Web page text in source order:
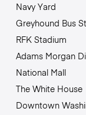
Navy Yard
Greyhound Bus
RFK Stadium
Adams Morgan
National Mall
The White House
Downtown